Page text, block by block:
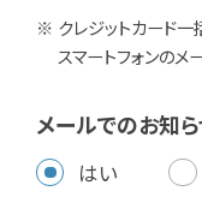
クレジットカード
スマートフォンのメ
メールでのお知
はい